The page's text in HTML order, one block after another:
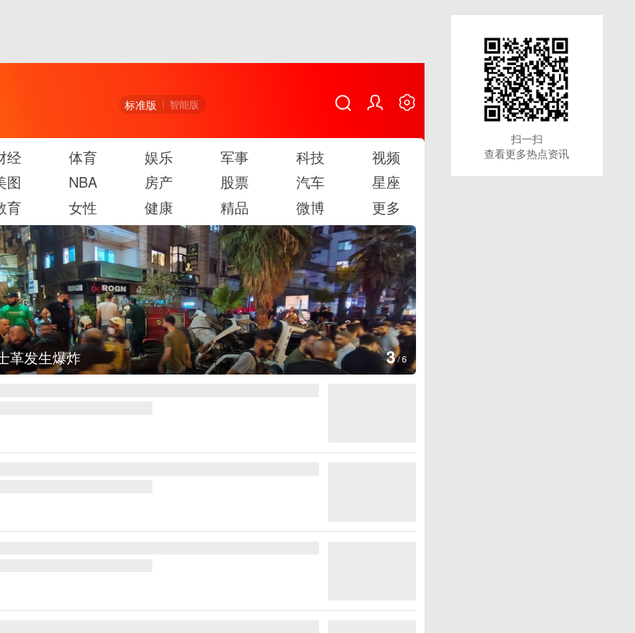
标准版 智能版
经 体育 娱乐 军事 科技
视频
图
NBA 房产 股票 汽车
星座
育
女性 健康 精品 微博 更多
图集
云南弥勒：欢庆火把节 4/6
扫一扫
查看更多热点资讯
扫一扫
查看更多热点资讯